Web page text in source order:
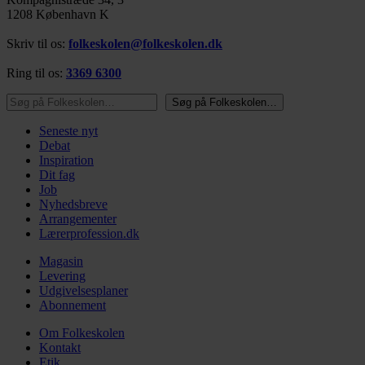
1208 København K
Skriv til os: folkeskolen@folkeskolen.dk
Ring til os: 3369 6300
Søg på Folkeskolen…
Søg på Folkeskolen…
Seneste nyt
Debat
Inspiration
Dit fag
Job
Nyhedsbreve
Arrangementer
Lærerprofession.dk
Magasin
Levering
Udgivelsesplaner
Abonnement
Om Folkeskolen
Kontakt